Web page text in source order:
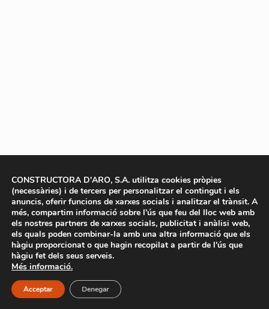
CONSTRUCTORA D'ARO, S.A. utilitza cookies pròpies
(necessàries) i de tercers per personalitzar el contingut i els
anuncis, oferir funcions de xarxes socials i analitzar el trànsit. A
més, compartim informació sobre l'ús que feu del lloc web amb
els nostres partners de xarxes socials, publicitat i anàlisi web,
els quals poden combinar-la amb una altra informació que els
hàgiu proporcionat o que hagin recopilat a partir de l'ús que
hàgiu fet dels seus serveis.
Més informació.
Acceptar Denegar